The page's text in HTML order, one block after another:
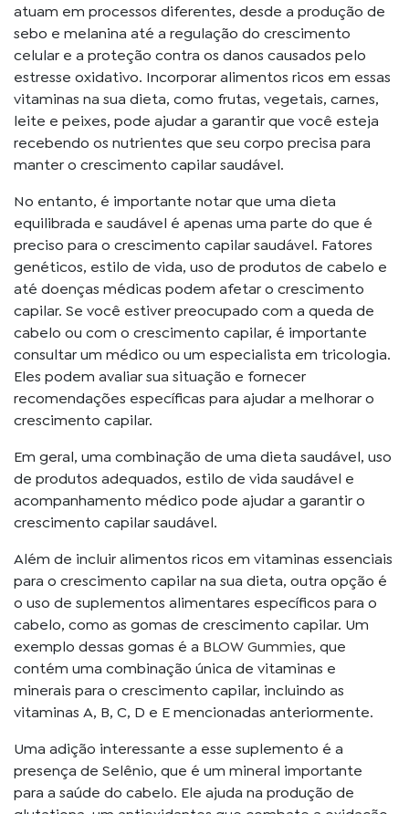
atuam em processos diferentes, desde a produção de
sebo e melanina até a regulação do crescimento
celular e a proteção contra os danos causados ​​pelo
estresse oxidativo. Incorporar alimentos ricos em essas
vitaminas na sua dieta, como frutas, vegetais, carnes,
leite e peixes, pode ajudar a garantir que você esteja
recebendo os nutrientes que seu corpo precisa para
manter o crescimento capilar saudável.
No entanto, é importante notar que uma dieta
equilibrada e saudável é apenas uma parte do que é
preciso para o crescimento capilar saudável. Fatores
genéticos, estilo de vida, uso de produtos de cabelo e
até doenças médicas podem afetar o crescimento
capilar. Se você estiver preocupado com a queda de
cabelo ou com o crescimento capilar, é importante
consultar um médico ou um especialista em tricologia.
Eles podem avaliar sua situação e fornecer
recomendações específicas para ajudar a melhorar o
crescimento capilar.
Em geral, uma combinação de uma dieta saudável, uso
de produtos adequados, estilo de vida saudável e
acompanhamento médico pode ajudar a garantir o
crescimento capilar saudável.
Além de incluir alimentos ricos em vitaminas essenciais
para o crescimento capilar na sua dieta, outra opção é
o uso de suplementos alimentares específicos para o
cabelo, como as gomas de crescimento capilar. Um
exemplo dessas gomas é a BLOW Gummies, que
contém uma combinação única de vitaminas e
minerais para o crescimento capilar, incluindo as
vitaminas A, B, C, D e E mencionadas anteriormente.
Uma adição interessante a esse suplemento é a
presença de Selênio, que é um mineral importante
para a saúde do cabelo. Ele ajuda na produção de